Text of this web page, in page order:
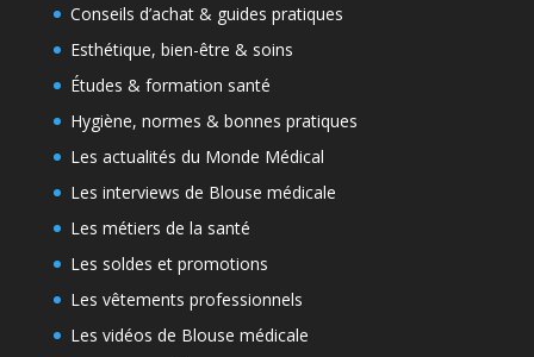
Conseils d’achat & guides pratiques
Esthétique, bien-être & soins
Études & formation santé
Hygiène, normes & bonnes pratiques
Les actualités du Monde Médical
Les interviews de Blouse médicale
Les métiers de la santé
Les soldes et promotions
Les vêtements professionnels
Les vidéos de Blouse médicale